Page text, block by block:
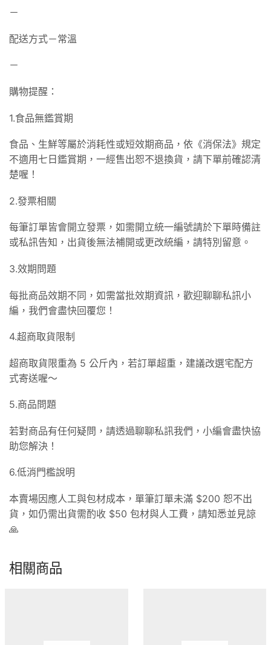
－
配送方式－常溫
－
購物提醒：
1.食品無鑑賞期
食品、生鮮等屬於消耗性或短效期商品，依《消保法》規定
不適用七日鑑賞期，一經售出恕不退換貨，請下單前確認清
楚喔！
2.發票相關
每筆訂單皆會開立發票，如需開立統一編號請於下單時備註
或私訊告知，出貨後無法補開或更改統編，請特別留意。
3.效期問題
每批商品效期不同，如需當批效期資訊，歡迎聊聊私訊小
編，我們會盡快回覆您！
4.超商取貨限制
超商取貨限重為 5 公斤內，若訂單超重，建議改選宅配方
式寄送喔～
5.商品問題
若對商品有任何疑問，請透過聊聊私訊我們，小編會盡快協
助您解決！
6.低消門檻說明
本賣場因應人工與包材成本，單筆訂單未滿 $200 恕不出
貨，如仍需出貨需酌收 $50 包材與人工費，請知悉並見諒
🙏
相關商品